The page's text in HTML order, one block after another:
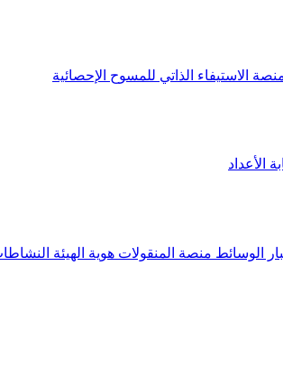
الاستيفاء الذاتي للمسوح الإحصائية
الأعداد
الوسائط منصة المنقولات هوية الهيئة